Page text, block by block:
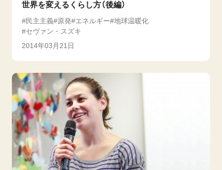
世界を変えるくらし方（後編）
民主主義 原発 エネルギー 地球温暖化
セヴァン・スズキ
2014年03月21日